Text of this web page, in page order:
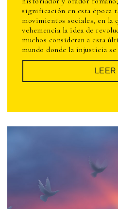
significación en esta época
movimientos sociales, en la
vehemencia la idea de
muchos consideran a esta
mundo donde la injusticia
LEER